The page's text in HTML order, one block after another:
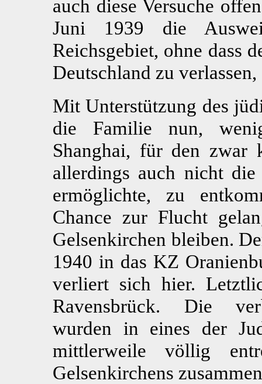
auch diese Versuche
Juni 1939 die
Reichsgebiet, ohne dass
Deutschland zu
Mit Unterstützung des
die Familie nun,
Shanghai, für den zwar
allerdings auch nicht
ermöglichte, zu
Chance zur Flucht
Gelsenkirchen bleiben.
1940 in das KZ
verliert sich hier.
Ravensbrück. Die
wurden in eines der
mittlerweile völlig
Gelsenkirchens